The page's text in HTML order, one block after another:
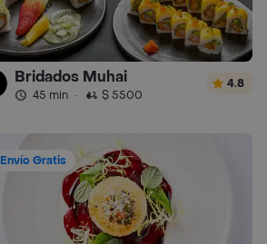
Bridados Muhai
45 min · $ 5500
4.8
Envío Gratis